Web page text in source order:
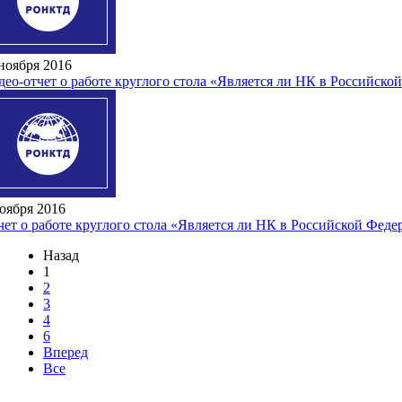
2016
отчет о работе круглого стола «Является ли НК в
2016
о работе круглого стола «Является ли НК в Российской
Назад
1
2
3
4
6
Вперед
Все